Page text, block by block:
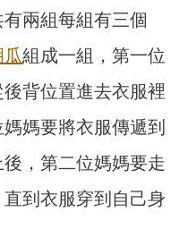
兩組每組有三個
瓜組成一組，第一位
背位置進去衣服裡
媽要將衣服傳遞到
，第二位媽媽要走
到衣服穿到自己身